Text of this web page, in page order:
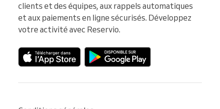
clients et des équipes, aux rappels automatiques
et aux paiements en ligne sécurisés. Développez
votre activité avec Reservio.